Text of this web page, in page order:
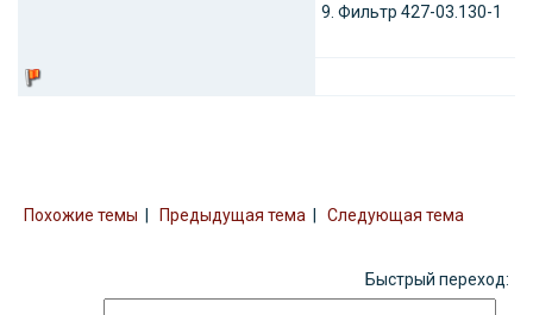
9. Фильтр 427-03.130-1
Похожие темы Предыдущая тема Следующая тема
Быстрый переход: